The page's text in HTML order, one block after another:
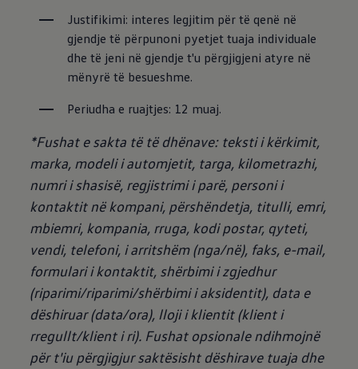
Justifikimi: interes legjitim për të qenë në
gjendje të përpunoni pyetjet tuaja individuale
dhe të jeni në gjendje t'u përgjigjeni atyre në
mënyrë të besueshme.
Periudha e ruajtjes: 12 muaj.
*Fushat e sakta të të dhënave: teksti i kërkimit,
marka, modeli i automjetit, targa, kilometrazhi,
numri i shasisë, regjistrimi i parë, personi i
kontaktit në kompani, përshëndetja, titulli, emri,
mbiemri, kompania, rruga, kodi postar, qyteti,
vendi, telefoni, i arritshëm (nga/në), faks, e-mail,
formulari i kontaktit, shërbimi i zgjedhur
(riparimi/riparimi/shërbimi i aksidentit), data e
dëshiruar (data/ora), lloji i klientit (klient i
rregullt/klient i ri). Fushat opsionale ndihmojnë
për t'iu përgjigjur saktësisht dëshirave tuaja dhe